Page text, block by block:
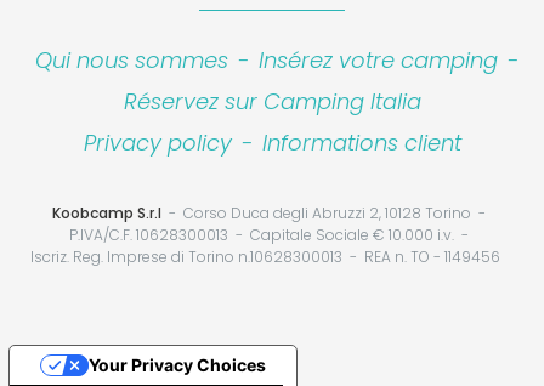
Qui nous sommes - Insérez votre camping -
Réservez sur Camping Italia
Privacy policy - Informations client
Koobcamp S.r.l
Corso Duca degli Abruzzi 2, 10128 Torino
P.IVA/C.F. 10628300013
Capitale Sociale € 10.000 i.v.
Iscriz. Reg. Imprese di Torino n.10628300013
REA n. TO - 1149456
Your Privacy Choices